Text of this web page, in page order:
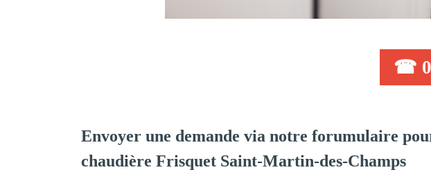
☎
Envoyer une demande via notre forumulaire
chaudière Frisquet Saint-Martin-des-Champs